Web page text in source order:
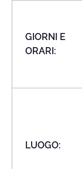
GIORNI E
ORARI:
LUOGO: